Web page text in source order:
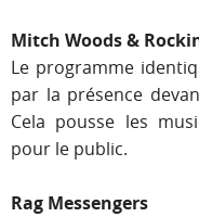
Mitch Woods &
Le programme
par la présence
Cela pousse les
pour le public.
Rag Messengers